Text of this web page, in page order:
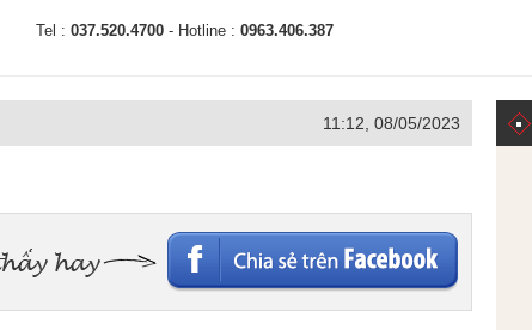
Tel : 037.520.4700 - Hotline : 0963.406.387
11:12, 08/05/2023